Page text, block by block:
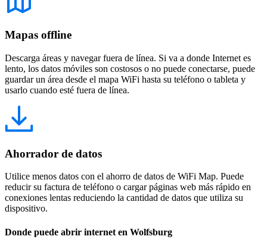
Mapas offline
Descarga áreas y navegar fuera de línea. Si va a donde Internet es
lento, los datos móviles son costosos o no puede conectarse, puede
guardar un área desde el mapa WiFi hasta su teléfono o tableta y
usarlo cuando esté fuera de línea.
Ahorrador de datos
Utilice menos datos con el ahorro de datos de WiFi Map. Puede
reducir su factura de teléfono o cargar páginas web más rápido en
conexiones lentas reduciendo la cantidad de datos que utiliza su
dispositivo.
Donde puede abrir internet en Wolfsburg